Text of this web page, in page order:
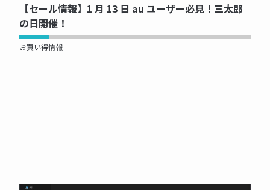
【セール情報】1 月 13 日 au ユーザー必見！三太郎
の日開催！
お買い得情報